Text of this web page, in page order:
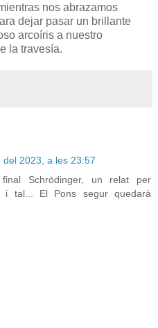
nos abrazamos
dejar pasar un brillante
arcoíris a nuestro
la travesía.
del 2023, a les 23:57
Schrödinger, un relat per
i tal... El Pons segur quedarà